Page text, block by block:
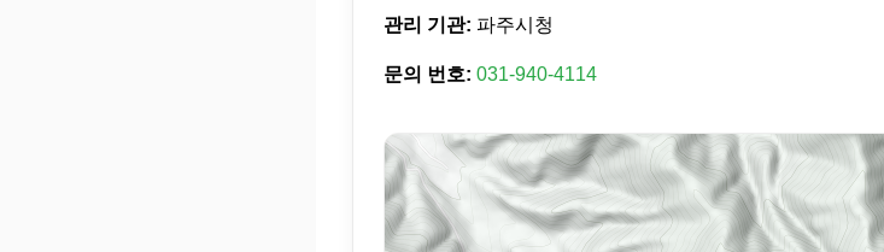
관리 기관: 파주시청
문의 번호: 031-940-4114